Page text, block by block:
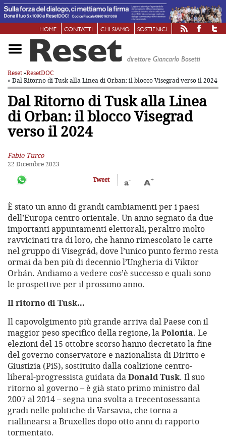
HOME CONTATTI CHI SIAMO SOSTIENICI
Reset»ResetDOC
» Dal Ritorno di Tusk alla Linea di Orban: il blocco Visegrad verso il 2024
Dal Ritorno di Tusk alla Linea
di Orban: il blocco Visegrad
verso il 2024
Fabio Turco
22 Dicembre 2023
Tweet
a- A+
È stato un anno di grandi cambiamenti per i paesi
dell’Europa centro orientale. Un anno segnato da due
importanti appuntamenti elettorali, peraltro molto
ravvicinati tra di loro, che hanno rimescolato le carte
nel gruppo di Visegrád, dove l’unico punto fermo resta
ormai da ben più di decennio l’Ungheria di Viktor
Orbán. Andiamo a vedere cos’è successo e quali sono
le prospettive per il prossimo anno.
Il ritorno di Tusk…
Il capovolgimento più grande arriva dal Paese con il
maggior peso specifico della regione, laPolonia. Le
elezioni del 15 ottobre scorso hanno decretato la fine
del governo conservatore e nazionalista di Diritto e
Giustizia (PiS), sostituito dalla coalizione centro-
liberal-progressista guidata daDonald Tusk. Il suo
ritorno al governo – è già stato primo ministro dal
2007 al 2014 – segna una svolta a trecentosessanta
gradi nelle politiche di Varsavia, che torna a
riallinearsi a Bruxelles dopo otto anni di rapporto
tormentato.